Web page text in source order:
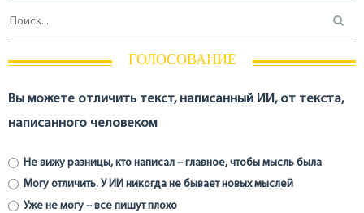
ГОЛОСОВАНИЕ
Вы можете отличить текст, написанный ИИ, от текста,
написанного человеком
Не вижу разницы, кто написал – главное, чтобы мысль была
Могу отличить. У ИИ никогда не бывает новых мыслей
Уже не могу – все пишут плохо